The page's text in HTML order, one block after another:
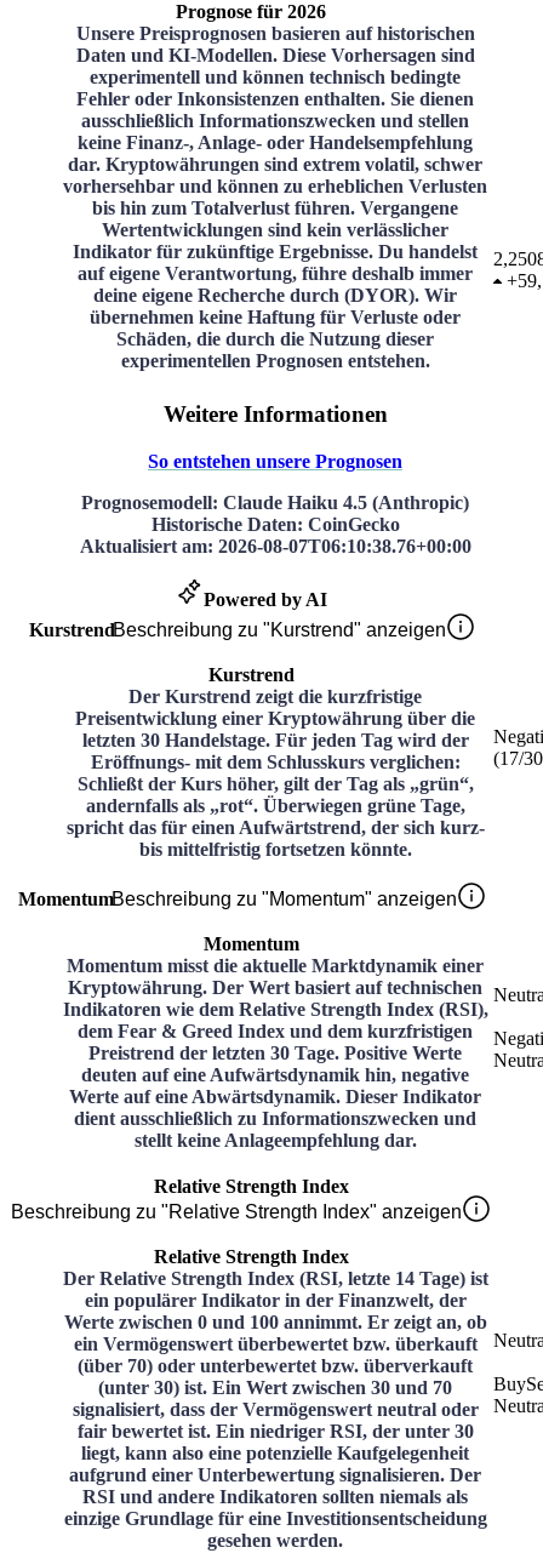
Prognose für 2026
Unsere Preisprognosen basieren auf historischen
Daten und KI-Modellen. Diese Vorhersagen sind
experimentell und können technisch bedingte
Fehler oder Inkonsistenzen enthalten. Sie dienen
ausschließlich Informationszwecken und stellen
keine Finanz-, Anlage- oder Handelsempfehlung
dar. Kryptowährungen sind extrem volatil, schwer
vorhersehbar und können zu erheblichen Verlusten
bis hin zum Totalverlust führen. Vergangene
Wertentwicklungen sind kein verlässlicher
Indikator für zukünftige Ergebnisse. Du handelst
auf eigene Verantwortung, führe deshalb immer
deine eigene Recherche durch (DYOR). Wir
übernehmen keine Haftung für Verluste oder
Schäden, die durch die Nutzung dieser
experimentellen Prognosen entstehen.
Weitere Informationen
So entstehen unsere Prognosen
Prognosemodell: Claude Haiku 4.5 (Anthropic)
Historische Daten: CoinGecko
Aktualisiert am: 2026-08-07T06:10:38.76+00:00
Powered by AI
+
KurstrendBeschreibung zu "Kurstrend" anzeigen
Kurstrend
Der Kurstrend zeigt die kurzfristige
Preisentwicklung einer Kryptowährung über die
letzten 30 Handelstage. Für jeden Tag wird der
Eröffnungs- mit dem Schlusskurs verglichen:
Schließt der Kurs höher, gilt der Tag als „grün“,
andernfalls als „rot“. Überwiegen grüne Tage,
spricht das für einen Aufwärtstrend, der sich kurz-
bis mittelfristig fortsetzen könnte.
(17/
MomentumBeschreibung zu "Momentum" anzeigen
Momentum
Momentum misst die aktuelle Marktdynamik einer
Kryptowährung. Der Wert basiert auf technischen
Indikatoren wie dem Relative Strength Index (RSI),
dem Fear & Greed Index und dem kurzfristigen
Preistrend der letzten 30 Tage. Positive Werte
deuten auf eine Aufwärtsdynamik hin, negative
Werte auf eine Abwärtsdynamik. Dieser Indikator
dient ausschließlich zu Informationszwecken und
stellt keine Anlageempfehlung dar.
Relative Strength Index
Beschreibung zu "Relative Strength Index" anzeigen
Relative Strength Index
Der Relative Strength Index (RSI, letzte 14 Tage) ist
ein populärer Indikator in der Finanzwelt, der
Werte zwischen 0 und 100 annimmt. Er zeigt an, ob
ein Vermögenswert überbewertet bzw. überkauft
(über 70) oder unterbewertet bzw. überverkauft
(unter 30) ist. Ein Wert zwischen 30 und 70
signalisiert, dass der Vermögenswert neutral oder
fair bewertet ist. Ein niedriger RSI, der unter 30
liegt, kann also eine potenzielle Kaufgelegenheit
aufgrund einer Unterbewertung signalisieren. Der
RSI und andere Indikatoren sollten niemals als
einzige Grundlage für eine Investitionsentscheidung
gesehen werden.
Buy